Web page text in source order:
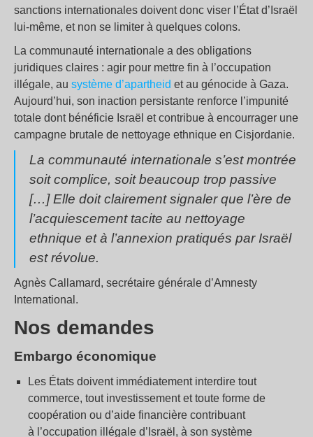
sanctions internationales doivent donc viser l’État d’Israël
lui-même, et non se limiter à quelques colons.
La communauté internationale a des obligations
juridiques claires : agir pour mettre fin à l’occupation
illégale, au système d’apartheid et au génocide à Gaza.
Aujourd’hui, son inaction persistante renforce l’impunité
totale dont bénéficie Israël et contribue à encourrager une
campagne brutale de nettoyage ethnique en Cisjordanie.
La communauté internationale s’est montrée
soit complice, soit beaucoup trop passive
[…] Elle doit clairement signaler que l’ère de
l’acquiescement tacite au nettoyage
ethnique et à l’annexion pratiqués par Israël
est révolue.
Agnès Callamard, secrétaire générale d’Amnesty
International.
Nos demandes
Embargo économique
Les États doivent immédiatement interdire tout
commerce, tout investissement et toute forme de
coopération ou d’aide financière contribuant
à l’occupation illégale d’Israël, à son système